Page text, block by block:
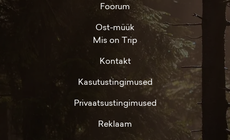
Foorum
Ost-müük
Mis on Trip
Kontakt
Kasutustingimused
Privaatsustingimused
Reklaam